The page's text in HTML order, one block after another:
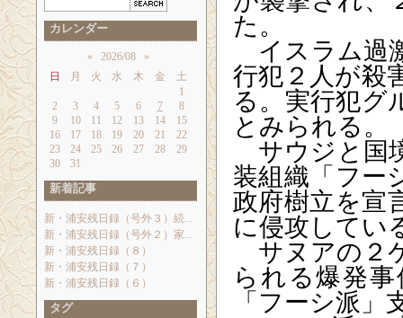
た。
イスラム過
行犯２人が殺
る。実行犯グ
とみられる。
サウジと国
装組織「フー
政府樹立を宣
に侵攻してい
サヌアの２
られる爆発
「フーシ派
カレンダー
« 2026/08
»
日
月 火 水 木 金
土
1
2
3 4 5 6 7
8
9
10 11 12 13 14
15
16
17 18 19 20 21
22
23
24 25 26 27 28
29
30
31
新着記事
新・浦安残日録（号外３）続...
新・浦安残日録（号外２）家...
新・浦安残日録（８）
新・浦安残日録（７）
新・浦安残日録（６）
タグ